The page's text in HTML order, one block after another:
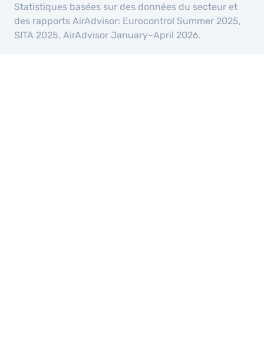
Statistiques basées sur des données du secteur et
des rapports AirAdvisor: Eurocontrol Summer 2025,
SITA 2025, AirAdvisor January–April 2026.